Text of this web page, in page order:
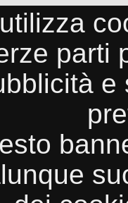
parti